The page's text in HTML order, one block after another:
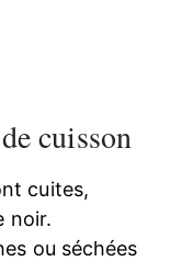
cuisson
cuites,
noir.
ou séchées